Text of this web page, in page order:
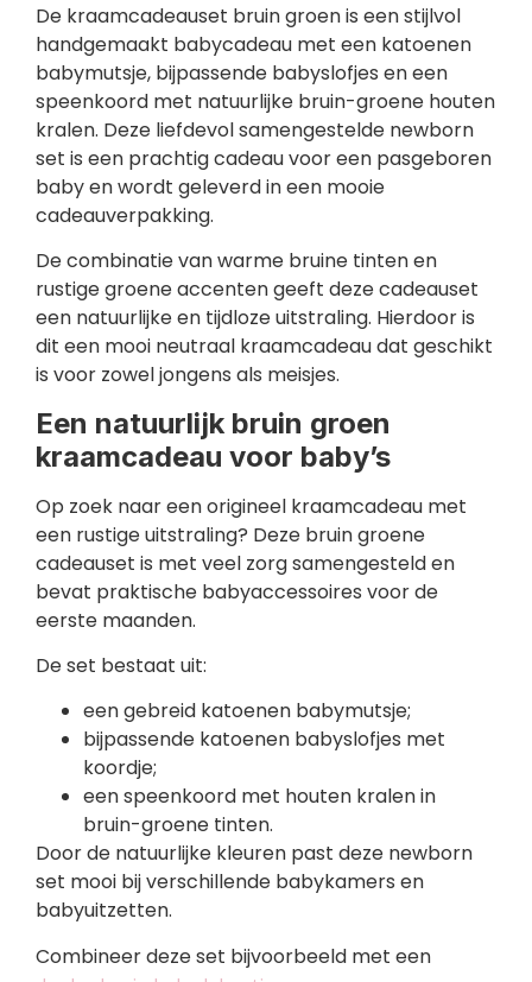
De kraamcadeauset bruin groen is een stijlvol
handgemaakt babycadeau met een katoenen
babymutsje, bijpassende babyslofjes en een
speenkoord met natuurlijke bruin-groene houten
kralen. Deze liefdevol samengestelde newborn
set is een prachtig cadeau voor een pasgeboren
baby en wordt geleverd in een mooie
cadeauverpakking.
De combinatie van warme bruine tinten en
rustige groene accenten geeft deze cadeauset
een natuurlijke en tijdloze uitstraling. Hierdoor is
dit een mooi neutraal kraamcadeau dat geschikt
is voor zowel jongens als meisjes.
Een natuurlijk bruin groen
kraamcadeau voor baby’s
Op zoek naar een origineel kraamcadeau met
een rustige uitstraling? Deze bruin groene
cadeauset is met veel zorg samengesteld en
bevat praktische babyaccessoires voor de
eerste maanden.
De set bestaat uit:
een gebreid katoenen babymutsje;
bijpassende katoenen babyslofjes met
koordje;
een speenkoord met houten kralen in
bruin-groene tinten.
Door de natuurlijke kleuren past deze newborn
set mooi bij verschillende babykamers en
babyuitzetten.
Combineer deze set bijvoorbeeld met een